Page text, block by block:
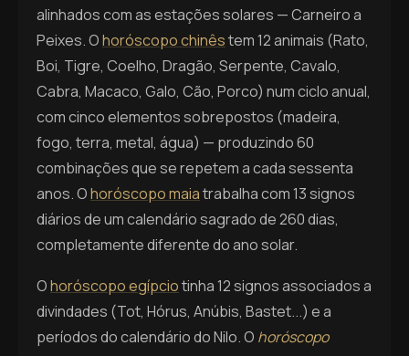
alinhados com as estações solares — Carneiro a
Peixes. Ohoróscopo chinêstem 12 animais (Rato,
Boi, Tigre, Coelho, Dragão, Serpente, Cavalo,
Cabra, Macaco, Galo, Cão, Porco) num ciclo anual,
com cinco elementos sobrepostos (madeira,
fogo, terra, metal, água) — produzindo 60
combinações que se repetem a cada sessenta
anos. Ohoróscopo maiatrabalha com 13 signos
diários de um calendário sagrado de 260 dias,
completamente diferente do ano solar.
Ohoróscopo egípciotinha 12 signos associados a
divindades (Tot, Hórus, Anúbis, Bastet...) e a
períodos do calendário do Nilo. O horóscopo